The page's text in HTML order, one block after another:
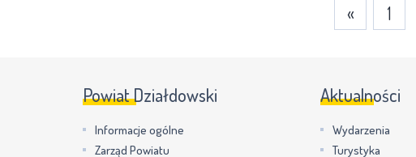
« 1
Powiat Działdowski
Informacje ogólne
Zarząd Powiatu
Aktualności
Wydarzenia
Turystyka